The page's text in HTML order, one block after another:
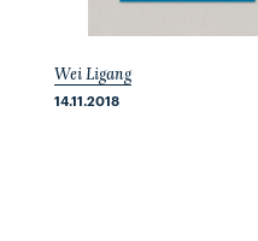
Wei Ligang
14.11.2018